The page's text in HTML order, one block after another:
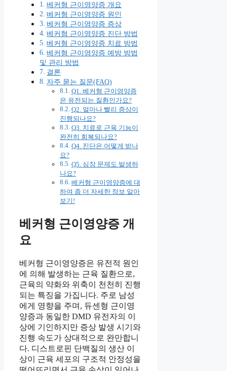
베커형 근이영양증 개요
베커형 근이영양증 원인
베커형 근이영양증 증상
베커형 근이영양증 진단 방법
베커형 근이영양증 치료 방법
베커형 근이영양증 예방 방법
및 관리 방법
결론
자주 묻는 질문(FAQ)
Q1. 베커형 근이영양증
은 유전되는 질환인가요?
Q2. 얼마나 빨리 증상이
진행되나요?
Q3. 치료로 근육 기능이
완전히 회복되나요?
Q4. 진단은 어떻게 받나
요?
Q5. 심장 문제도 발생하
나요?
베커형 근이영양증에 대
하여 좀 더 자세한 정보 알아
보기!
베커형 근이영양증 개
요
베커형 근이영양증은 유전적 원인
에 의해 발생하는 근육 질환으로,
근육의 약화와 위축이 천천히 진행
되는 특징을 가집니다. 주로 남성
에게 영향을 주며, 듀센형 근이영
양증과 동일한 DMD 유전자의 이
상에 기인하지만 증상 발생 시기와
진행 속도가 상대적으로 완만합니
다. 디스트로핀 단백질의 생산 이
상이 근육 세포의 구조적 안정성을